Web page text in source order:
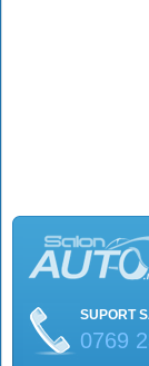
SUPORT
0769